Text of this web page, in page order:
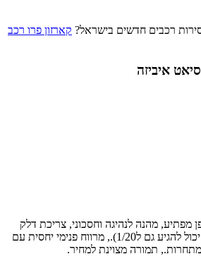
רכבים חדשים בישראל? קארזון פרו רכב
סיאט איביזה
באופן מפתיע, מהנה לנהיגה וחסכוני, צריכת דלק
ממוצעת 1/15 (מחוץ לעיר יכול להגיע גם ל1/20)., מרווח פנימי יחסית עם
תמורה מצוינת למחיר.